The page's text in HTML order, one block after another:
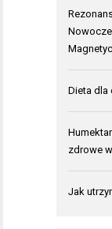
Dieta dla
zdrowe
Jak